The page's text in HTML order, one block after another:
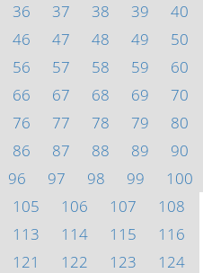
36 37 38 39
40
46 47 48 49
50
56 57 58 59
60
66 67 68 69
70
76 77 78 79
80
86 87 88 89
90
96 97 98 99
100
105 106 107
108
113 114 115
116
121 122 123
124